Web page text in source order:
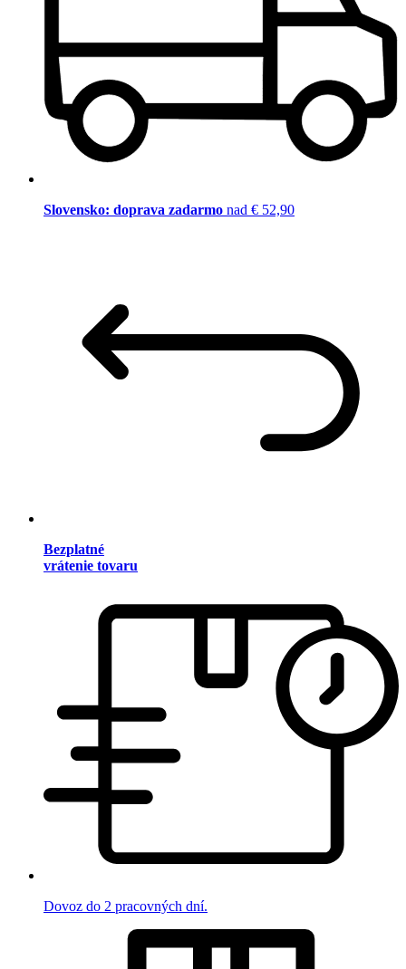
Slovensko: doprava zadarmo nad € 52,90
Bezplatné
vrátenie tovaru
Dovoz do 2 pracovných dní.